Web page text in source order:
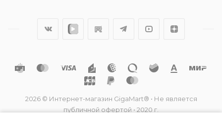
2026 © Интернет-магазин GigaMart® • Не является
публичной офертой • 2020 г.